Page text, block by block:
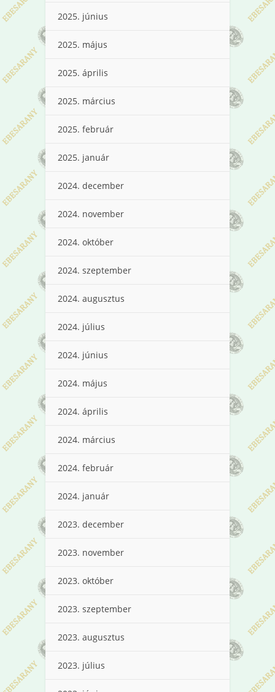
2025. június
2025. május
2025. április
2025. március
2025. február
2025. január
2024. december
2024. november
2024. október
2024. szeptember
2024. augusztus
2024. július
2024. június
2024. május
2024. április
2024. március
2024. február
2024. január
2023. december
2023. november
2023. október
2023. szeptember
2023. augusztus
2023. július